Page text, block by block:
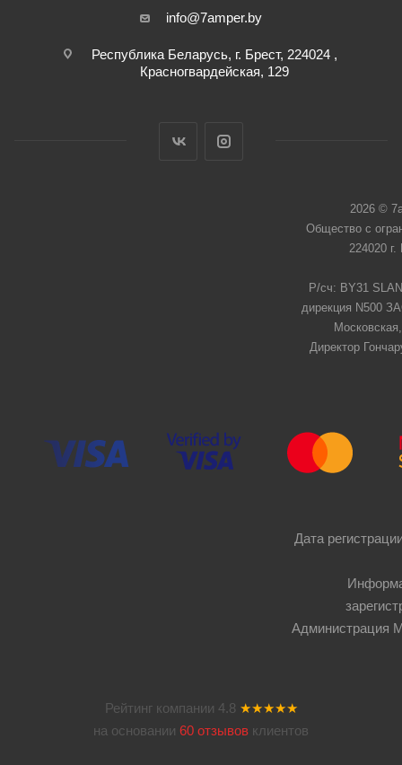
info@7amper.by
Республика Беларусь, г. Брест, 224024 ,
Красногвардейская, 129
2026 ©
Общество с
224020
Р/сч: BY31
дирекция N500
Директор
Дата
Администрация
Рейтинг компании 4.8 ★★★★★
на основании 60 отзывов клиентов